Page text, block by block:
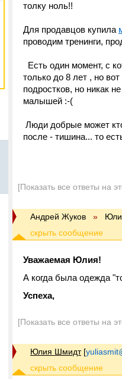
толку ноль!!
Для продавцов купила
проводим тренинги,
Есть один момент, с
только до 8 лет , но
подростков, но никак
малышей :-(
Люди добрые может
после - тишина... то
[Показать все ответы на
Андрей Жуков »
Уважаемая Юлия!
А когда была одежда
Успеха,
[Показать все ответы на
Юлия Шмидт [